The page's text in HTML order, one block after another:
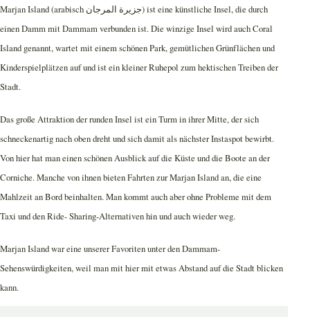
Marjan Island (arabisch جزيرة المرجان) ist eine künstliche Insel, die durch
einen Damm mit Dammam verbunden ist. Die winzige Insel wird auch Coral
Island genannt, wartet mit einem schönen Park, gemütlichen Grünflächen und
Kinderspielplätzen auf und ist ein kleiner Ruhepol zum hektischen Treiben der
Stadt.
Das große Attraktion der runden Insel ist ein Turm in ihrer Mitte, der sich
schneckenartig nach oben dreht und sich damit als nächster Instaspot bewirbt.
Von hier hat man einen schönen Ausblick auf die Küste und die Boote an der
Corniche. Manche von ihnen bieten Fahrten zur Marjan Island an, die eine
Mahlzeit an Bord beinhalten. Man kommt auch aber ohne Probleme mit dem
Taxi und den Ride- Sharing-Alternativen hin und auch wieder weg.
Marjan Island war eine unserer Favoriten unter den Dammam-
Sehenswürdigkeiten, weil man mit hier mit etwas Abstand auf die Stadt blicken
kann.